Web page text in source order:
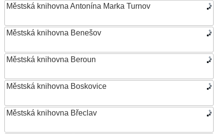
Městská knihovna Antonína Marka Turnov
Městská knihovna Benešov
Městská knihovna Beroun
Městská knihovna Boskovice
Městská knihovna Břeclav